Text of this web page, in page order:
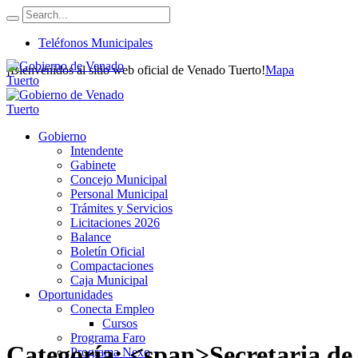
Teléfonos Municipales
¡Bienvenidos al sitio web oficial de Venado Tuerto!Mapa
Gobierno
Intendente
Gabinete
Concejo Municipal
Personal Municipal
Trámites y Servicios
Licitaciones 2026
Balance
Boletín Oficial
Compactaciones
Caja Municipal
Oportunidades
Conecta Empleo
Cursos
Programa Faro
Programa Nexo